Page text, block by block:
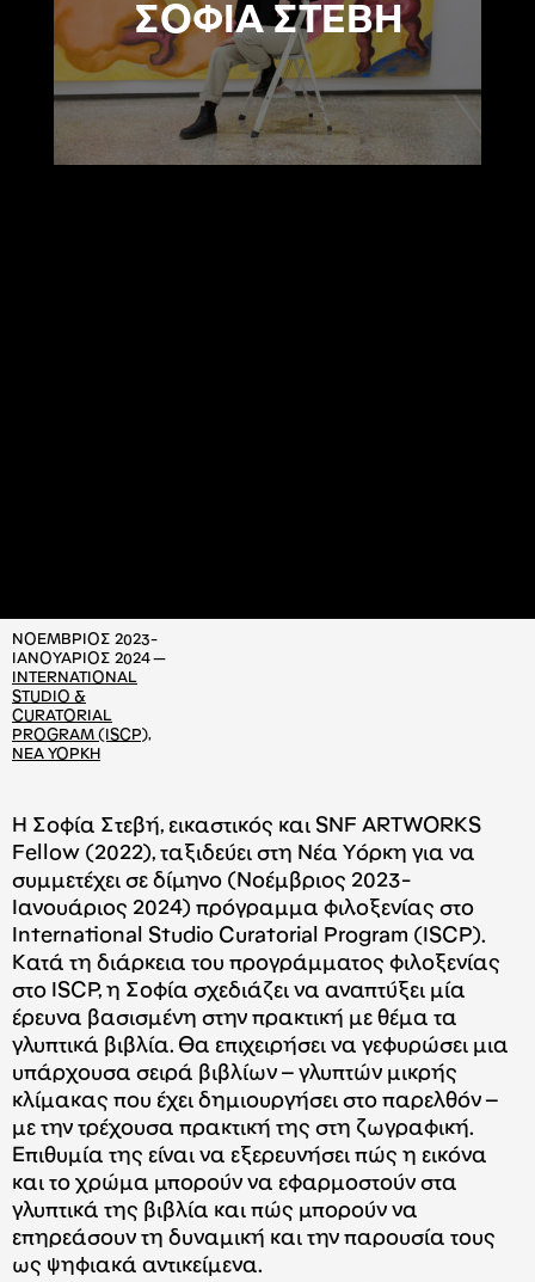
ΣΟΦΙΑ ΣΤΕΒΗ
ΝΟΕΜΒΡΙOΣ 2023-
IANOYAΡΙΟΣ 2024 —
INTERNATIONAL
STUDIO &
CURATORIAL
PROGRAM (ISCP),
NEA YOΡΚΗ
H Σοφία Στεβή, εικαστικός και SNF ARTWORKS
Fellow (2022), ταξιδεύει στη Νέα Υόρκη για να
συμμετέχει σε δίμηνο (Νοέμβριος 2023-
Ιανουάριος 2024) πρόγραμμα φιλοξενίας στο
International Studio Curatorial Program (ISCP).
Kατά τη διάρκεια του προγράμματος φιλοξενίας
στο ISCP, η Σοφία σχεδιάζει να αναπτύξει μία
έρευνα βασισμένη στην πρακτική με θέμα τα
γλυπτικά βιβλία. Θα επιχειρήσει να γεφυρώσει μια
υπάρχουσα σειρά βιβλίων – γλυπτών μικρής
κλίμακας που έχει δημιουργήσει στο παρελθόν –
με την τρέχουσα πρακτική της στη ζωγραφική.
Επιθυμία της είναι να εξερευνήσει πώς η εικόνα
και το χρώμα μπορούν να εφαρμοστούν στα
γλυπτικά της βιβλία και πώς μπορούν να
επηρεάσουν τη δυναμική και την παρουσία τους
ως ψηφιακά αντικείμενα.